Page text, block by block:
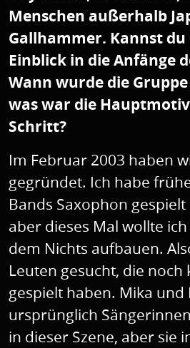
Menschen außerhalb
Gallhammer. Kannst
Einblick in die Anfänge
Wann wurde die
was war die
Schritt?
Im Februar 2003 haben
gegründet. Ich habe
Bands Saxophon
aber dieses Mal wollte
dem Nichts aufbauen.
Leuten gesucht, die
gespielt haben. Mika und
ursprünglich
in dieser Szene, aber sie